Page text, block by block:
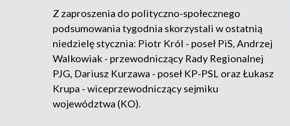
Z zaproszenia do polityczno-społecznego
podsumowania tygodnia skorzystali w ostatnią
niedzielę stycznia: Piotr Król - poseł PiS, Andrzej
Walkowiak - przewodniczący Rady Regionalnej
PJG, Dariusz Kurzawa - poseł KP-PSL oraz Łukasz
Krupa - wiceprzewodniczący sejmiku
województwa (KO).